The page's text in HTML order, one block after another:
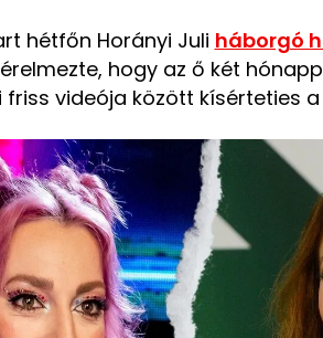
hétfőn Horányi Juli háborgó
hogy az ő két
friss videója között kísérteties